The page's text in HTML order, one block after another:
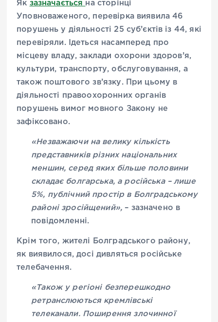
Як зазначається на сторінці
Уповноваженого, перевірка виявила 46
порушень у діяльності 25 суб’єктів із 44, які
перевіряли. Ідеться насамперед про
місцеву владу, заклади охорони здоров’я,
культури, транспорту, обслуговування, а
також поштового зв’язку. При цьому в
діяльності правоохоронних органів
порушень вимог мовного Закону не
зафіксовано.
«Незважаючи на велику кількість
представників різних національних
меншин, серед яких більше половини
складає болгарська, а російська – лише
5%, публічний простір в Болградському
районі зросійщений», – зазначено в
повідомленні.
Крім того, жителі Болградського району,
як виявилося, досі дивляться російське
телебачення.
«Також у регіоні безперешкодно
ретранслюються кремлівські
телеканали. Поширення злочинної